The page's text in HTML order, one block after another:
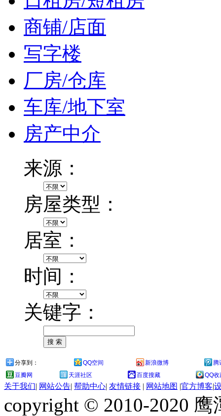
商铺/店面
写字楼
厂房/仓库
车库/地下室
房产中介
来源：
房屋类型：
居室：
时间：
关键字：
分享到： QQ空间 新浪微博
腾
豆瓣网
天涯社区 百度搜藏 QQ收
关于我们| 网站公告| 帮助中心| 友情链接 | 网站地图 |官方博客|
copyright © 2010-2020